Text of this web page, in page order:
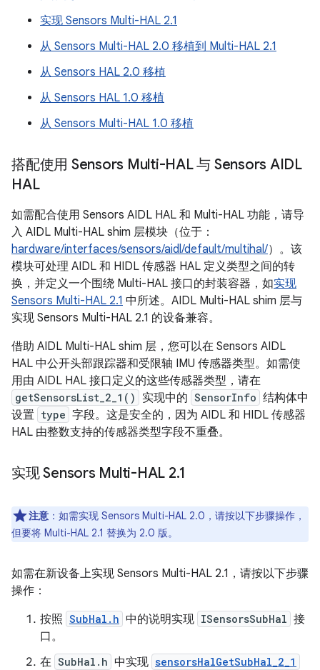
实现 Sensors Multi-HAL 2.1
从 Sensors Multi-HAL 2.0 移植到 Multi-HAL 2.1
从 Sensors HAL 2.0 移植
从 Sensors HAL 1.0 移植
从 Sensors Multi-HAL 1.0 移植
搭配使用 Sensors Multi-HAL 与 Sensors AIDL
HAL
如需配合使用 Sensors AIDL HAL 和 Multi-HAL 功能，请导
入 AIDL Multi-HAL shim 层模块（位于：
hardware/interfaces/sensors/aidl/default/multihal/）。该
模块可处理 AIDL 和 HIDL 传感器 HAL 定义类型之间的转
换，并定义一个围绕 Multi-HAL 接口的封装容器，如实现
Sensors Multi-HAL 2.1 中所述。AIDL Multi-HAL shim 层与
实现 Sensors Multi-HAL 2.1 的设备兼容。
借助 AIDL Multi-HAL shim 层，您可以在 Sensors AIDL
HAL 中公开头部跟踪器和受限轴 IMU 传感器类型。如需使
用由 AIDL HAL 接口定义的这些传感器类型，请在
getSensorsList_2_1() 实现中的 SensorInfo 结构体中
设置 type 字段。这是安全的，因为 AIDL 和 HIDL 传感器
HAL 由整数支持的传感器类型字段不重叠。
实现 Sensors Multi-HAL 2.1
注意 ： 如需实现 Sensors Multi-HAL 2.0，请按以下步骤操作，
但要将 Multi-HAL 2.1 替换为 2.0 版。
如需在新设备上实现 Sensors Multi-HAL 2.1，请按以下步骤
操作：
按照 SubHal.h 中的说明实现 ISensorsSubHal 接
口。
在 SubHal.h 中实现 sensorsHalGetSubHal_2_1